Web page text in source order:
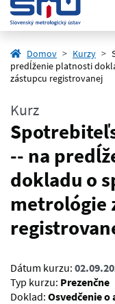
Domov Kurzy
predĺženie platnosti
zástupcu registrovanej
Kurz
-- na
dokladu o
metrológie
Dátum kurzu:
Typ kurzu: Prezenčne
Doklad: Osvedčenie